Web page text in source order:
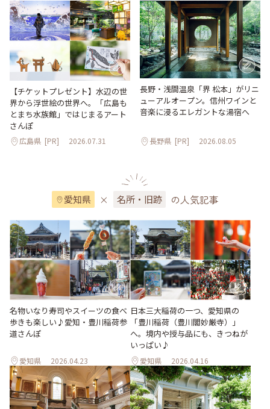
【チケットプレゼント】水辺の世
界から浮世絵の世界へ。「広島も
とまち水族館」ではじまるアート
さんぽ
広島県 [PR] 2026.07.31
長野・浅間温泉「界 松本」がリニ
ューアルオープン。信州ワインと
音楽に浸るエレガントな湯宿へ
長野県 [PR] 2026.08.05
愛知県 × 名所・旧跡 の人気記事
名物いなり寿司やスイーツの食べ
歩きも楽しい♪愛知・豊川稲荷参
道さんぽ
愛知県 2026.04.23
日本三大稲荷の一つ、愛知県の
「豊川稲荷（豊川閣妙厳寺）」
へ。境内や授与品にも、きつねが
いっぱい♪
愛知県 2026.04.16